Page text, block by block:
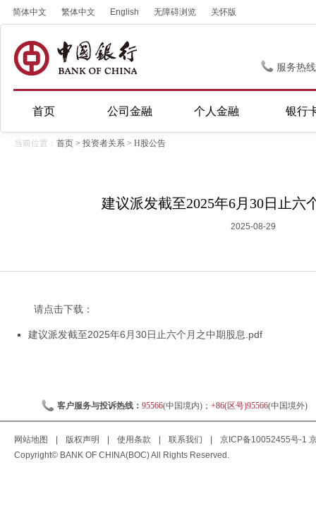
简体中文 繁体中文 English 无障碍浏览 关怀版
服务热
首页 公司金融 个人金融 银行
当前位置： 首页 > 投资者关系 > H股公告
建议派发截至2025年6月30日止六
2025-08-29
请点击下载：
建议派发截至2025年6月30日止六个月之中期股息.pdf
客户服务与投诉热线： 95566(中国境内)； +86(区号)95566(中国境外)
网站地图 版权声明 使用条款 联系我们 京ICP备10052455号-1
Copyright© BANK OF CHINA(BOC) All Rights Reserved.